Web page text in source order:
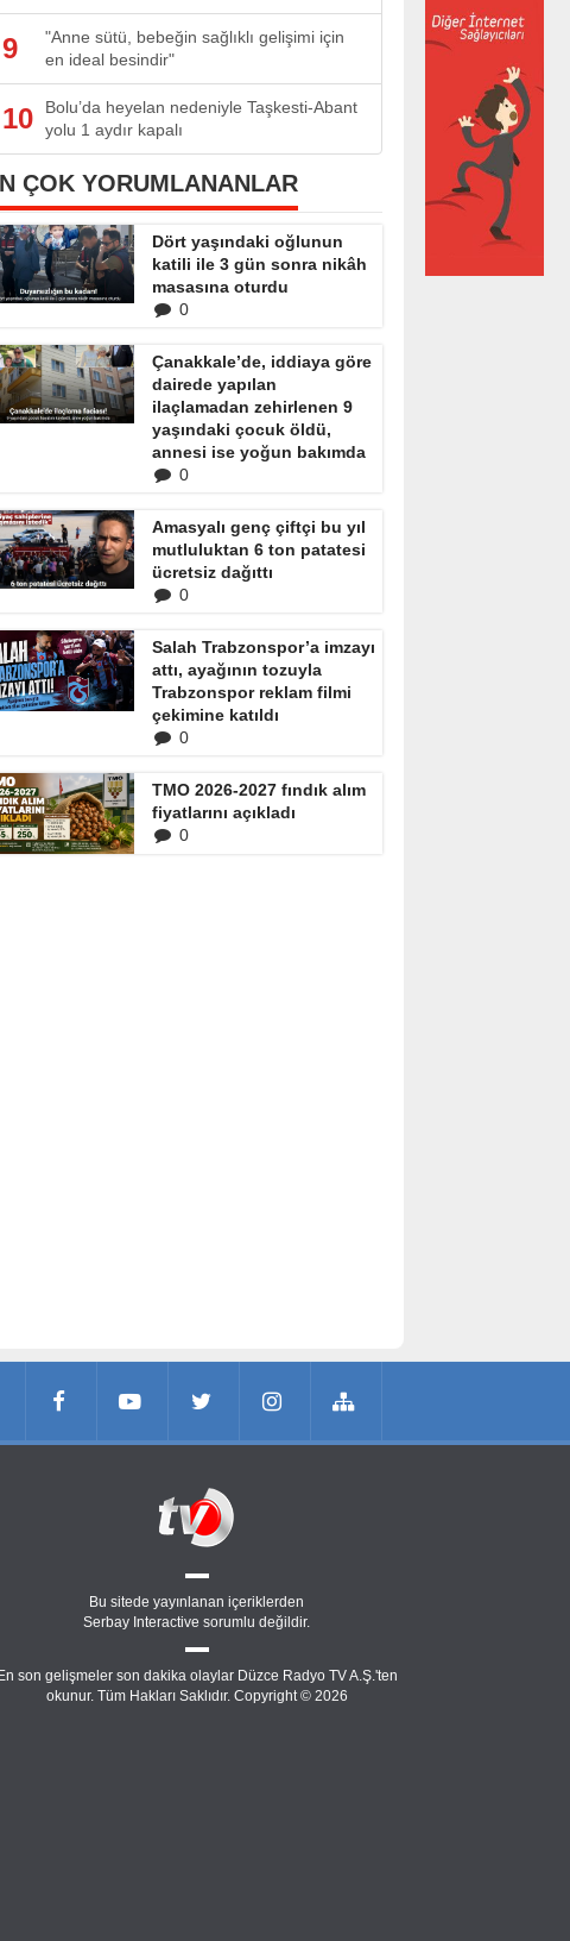
9
"Anne sütü, bebeğin sağlıklı gelişimi için
en ideal besindir"
10
Bolu’da heyelan nedeniyle Taşkesti-Abant
yolu 1 aydır kapalı
ÇOK YORUMLANANLAR
Dört yaşındaki oğlunun
katili ile 3 gün sonra nikâh
masasına oturdu
0
Çanakkale’de, iddiaya göre
dairede yapılan
ilaçlamadan zehirlenen 9
yaşındaki çocuk öldü,
annesi ise yoğun bakımda
0
Amasyalı genç çiftçi bu yıl
mutluluktan 6 ton patatesi
ücretsiz dağıttı
0
Salah Trabzonspor’a imzayı
attı, ayağının tozuyla
Trabzonspor reklam filmi
çekimine katıldı
0
TMO 2026-2027 fındık alım
fiyatlarını açıkladı
0
Bu sitede yayınlanan içeriklerden
Serbay Interactive sorumlu değildir.
En son gelişmeler son dakika olaylar Düzce Radyo TV A.Ş.'ten
okunur. Tüm Hakları Saklıdır. Copyright © 2026